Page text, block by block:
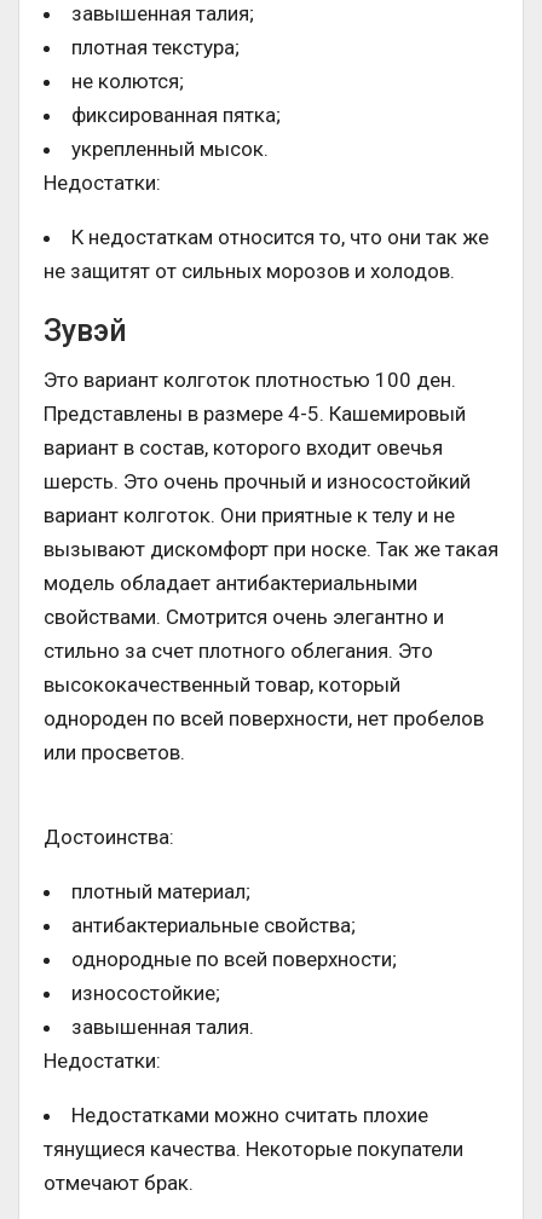
завышенная талия;
плотная текстура;
не колются;
фиксированная пятка;
укрепленный мысок.
Недостатки:
К недостаткам относится то, что они так же
не защитят от сильных морозов и холодов.
Зувэй
Это вариант колготок плотностью 100 ден.
Представлены в размере 4-5. Кашемировый
вариант в состав, которого входит овечья
шерсть. Это очень прочный и износостойкий
вариант колготок. Они приятные к телу и не
вызывают дискомфорт при носке. Так же такая
модель обладает антибактериальными
свойствами. Смотрится очень элегантно и
стильно за счет плотного облегания. Это
высококачественный товар, который
однороден по всей поверхности, нет пробелов
или просветов.
Достоинства:
плотный материал;
антибактериальные свойства;
однородные по всей поверхности;
износостойкие;
завышенная талия.
Недостатки:
Недостатками можно считать плохие
тянущиеся качества. Некоторые покупатели
отмечают брак.